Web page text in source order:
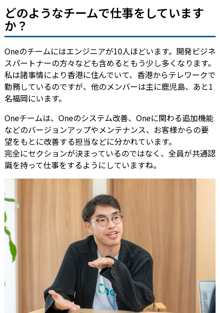
どのようなチームで仕事をしています
か？
Oneのチームにはエンジニアが10人ほどいます。開発ビジネ
スパートナーの方々なども含めるともう少し多くなります。
私は諸事情により香港に住んでいて、香港からテレワークで
勤務しているのですが、他のメンバーは主に鹿児島、あと1
名福岡にいます。
Oneチームは、Oneのシステム改善、Oneに関わる追加機能
などのバージョンアップやメンテナンス、お客様からの要
望をもとに改善する担当などに分かれています。
完全にセクションが決まっているのではなく、全員が共通認
識を持って仕事をするようにしていますね。